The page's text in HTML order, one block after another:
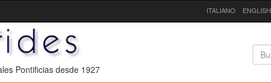
ITALIANO ENGLISH
Pontificias desde 1927